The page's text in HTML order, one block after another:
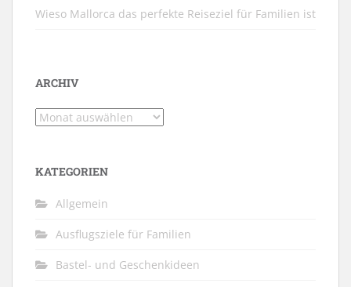
Wieso Mallorca das perfekte Reiseziel für Familien ist
ARCHIV
Archiv
KATEGORIEN
Allgemein
Ausflugsziele für Familien
Bastel- und Geschenkideen